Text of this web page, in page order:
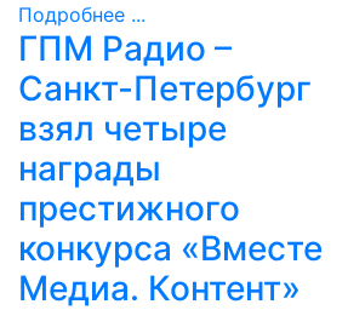
Подробнее ...
ГПМ Радио –
Санкт-Петербург
взял четыре
награды
престижного
конкурса «Вместе
Медиа. Контент»